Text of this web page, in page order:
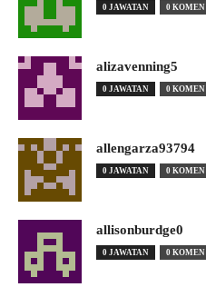
0 JAWATAN 0 KOMEN
alizavenning5
0 JAWATAN 0 KOMEN
allengarza93794
0 JAWATAN 0 KOMEN
allisonburdge0
0 JAWATAN 0 KOMEN